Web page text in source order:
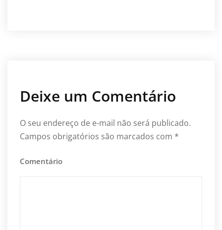
Deixe um Comentário
O seu endereço de e-mail não será publicado.
Campos obrigatórios são marcados com *
Comentário